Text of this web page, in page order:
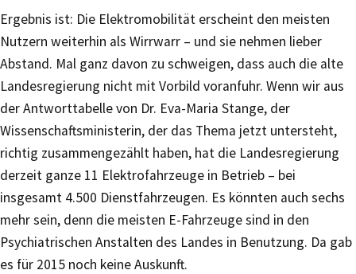
Ergebnis ist: Die Elektromobilität erscheint den meisten
Nutzern weiterhin als Wirrwarr – und sie nehmen lieber
Abstand. Mal ganz davon zu schweigen, dass auch die alte
Landesregierung nicht mit Vorbild voranfuhr. Wenn wir aus
der Antworttabelle von Dr. Eva-Maria Stange, der
Wissenschaftsministerin, der das Thema jetzt untersteht,
richtig zusammengezählt haben, hat die Landesregierung
derzeit ganze 11 Elektrofahrzeuge in Betrieb – bei
insgesamt 4.500 Dienstfahrzeugen. Es könnten auch sechs
mehr sein, denn die meisten E-Fahrzeuge sind in den
Psychiatrischen Anstalten des Landes in Benutzung. Da gab
es für 2015 noch keine Auskunft.